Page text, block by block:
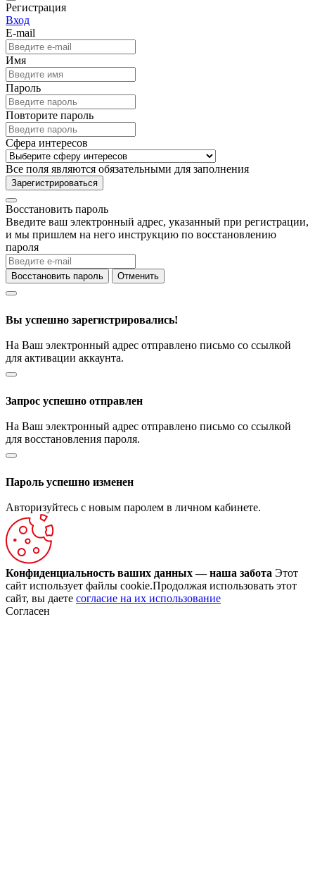
Регистрация
Вход
E-mail
Имя
Пароль
Повторите пароль
Сфера интересов
Все поля являются обязательными для заполнения
Зарегистрироваться
Восстановить пароль
Введите ваш электронный адрес, указанный при регистрации,
и мы пришлем на него инструкцию по восстановлению
пароля
Восстановить пароль Отменить
Вы успешно зарегистрировались!
На Ваш электронный адрес отправлено письмо со ссылкой
для активации аккаунта.
Запрос успешно отправлен
На Ваш электронный адрес отправлено письмо со ссылкой
для восстановления пароля.
Пароль успешно изменен
Авторизуйтесь с новым паролем в личном кабинете.
Конфиденциальность ваших данных — наша забота Этот
сайт использует файлы cookie.Продолжая использовать этот
сайт, вы даете согласие на их использование
Согласен